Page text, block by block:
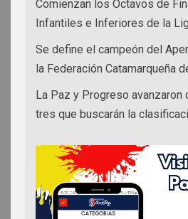
Comienzan los Octavos de
Infantiles e Inferiores de la
Se define el campeón del
la Federación Catamarqueña
La Paz y Progreso
tres que buscarán la